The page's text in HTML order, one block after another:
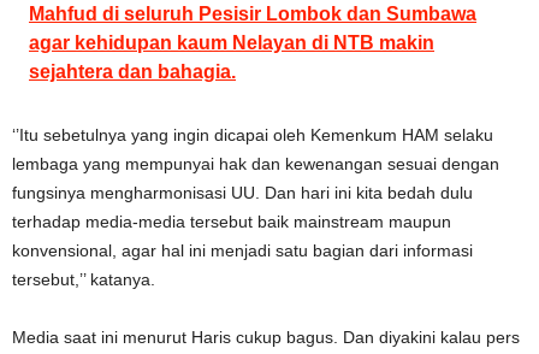
Mahfud di seluruh Pesisir Lombok dan Sumbawa
agar kehidupan kaum Nelayan di NTB makin
sejahtera dan bahagia.
‘’Itu sebetulnya yang ingin dicapai oleh Kemenkum HAM selaku
lembaga yang mempunyai hak dan kewenangan sesuai dengan
fungsinya mengharmonisasi UU. Dan hari ini kita bedah dulu
terhadap media-media tersebut baik mainstream maupun
konvensional, agar hal ini menjadi satu bagian dari informasi
tersebut,’’ katanya.
Media saat ini menurut Haris cukup bagus. Dan diyakini kalau pers